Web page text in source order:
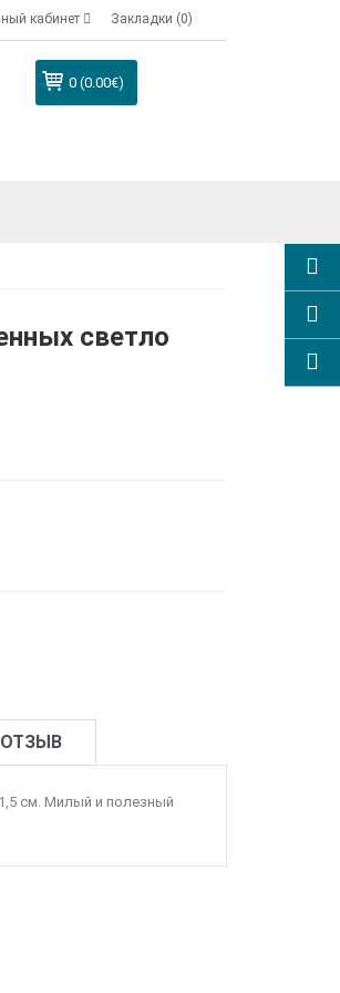
кабинет Закладки (0)
0 (0.00€)
светло
см. Милый и полезный